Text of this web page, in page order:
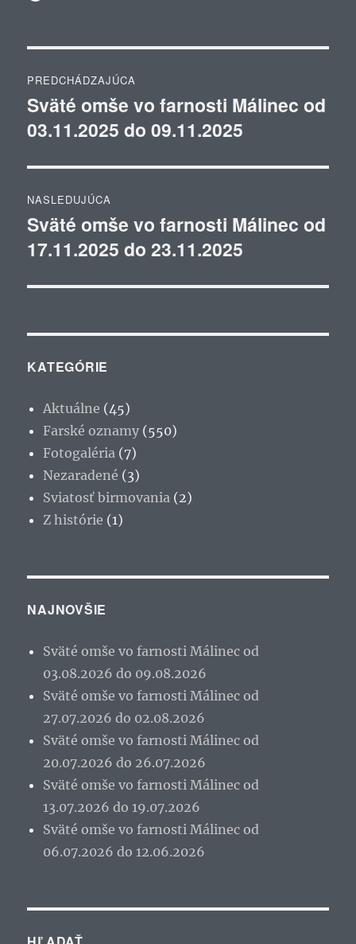
v
článku
PREDCHÁDZAJÚCA
Predchádzajúci
článok:
Sväté omše vo farnosti Málinec od
03.11.2025 do 09.11.2025
NASLEDUJÚCA
Ďalší
článok:
Sväté omše vo farnosti Málinec od
17.11.2025 do 23.11.2025
KATEGÓRIE
Aktuálne (45)
Farské oznamy (550)
Fotogaléria (7)
Nezaradené (3)
Sviatosť birmovania (2)
Z histórie (1)
NAJNOVŠIE
Sväté omše vo farnosti Málinec od
03.08.2026 do 09.08.2026
Sväté omše vo farnosti Málinec od
27.07.2026 do 02.08.2026
Sväté omše vo farnosti Málinec od
20.07.2026 do 26.07.2026
Sväté omše vo farnosti Málinec od
13.07.2026 do 19.07.2026
Sväté omše vo farnosti Málinec od
06.07.2026 do 12.06.2026